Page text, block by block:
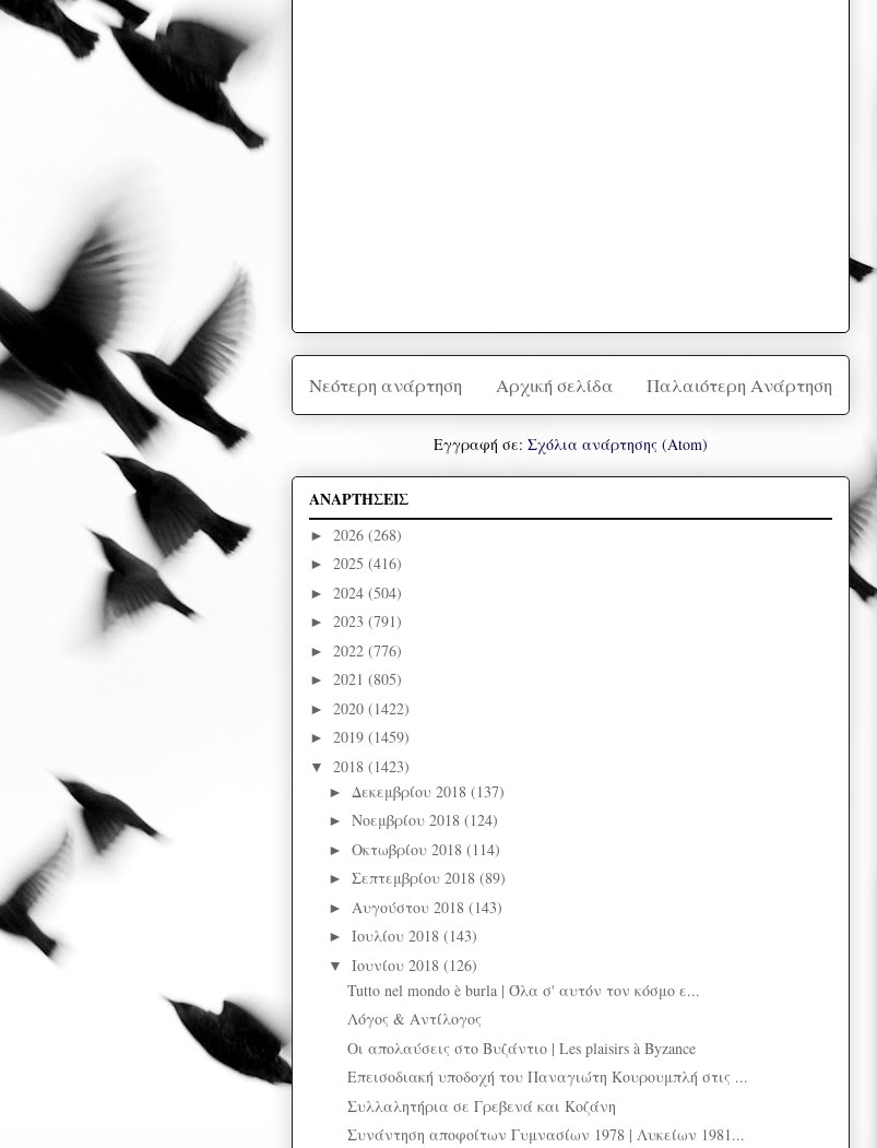
Νεότερη ανάρτηση Παλαιότερη Ανάρτηση
Αρχική σελίδα
Εγγραφή σε: Σχόλια ανάρτησης (Atom)
ΑΝΑΡΤΗΣΕΙΣ
► 2026 (268)
► 2025 (416)
► 2024 (504)
► 2023 (791)
► 2022 (776)
► 2021 (805)
► 2020 (1422)
► 2019 (1459)
▼ 2018 (1423)
► Δεκεμβρίου 2018 (137)
► Νοεμβρίου 2018 (124)
► Οκτωβρίου 2018 (114)
► Σεπτεμβρίου 2018 (89)
► Αυγούστου 2018 (143)
► Ιουλίου 2018 (143)
▼ Ιουνίου 2018 (126)
Tutto nel mondo è burla | Όλα σ' αυτόν τον κόσμο ε...
Λόγος & Αντίλογος
Οι απολαύσεις στο Βυζάντιο | Les plaisirs à Byzance
Επεισοδιακή υποδοχή του Παναγιώτη Κουρουμπλή στις ...
Συλλαλητήρια σε Γρεβενά και Κοζάνη
Συνάντηση αποφοίτων Γυμνασίων 1978 | Λυκείων 1981...